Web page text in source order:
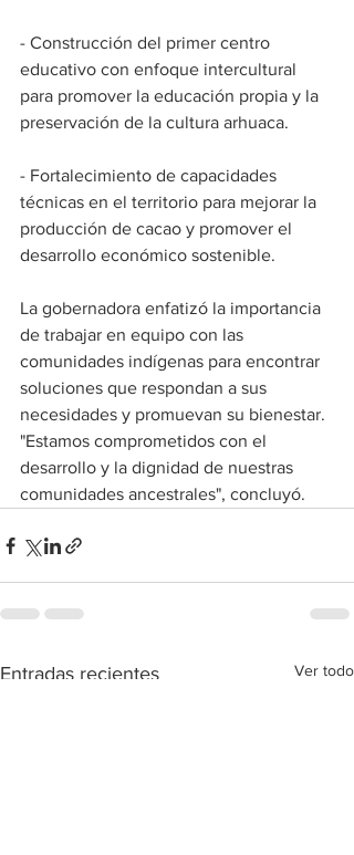
- Construcción del primer centro
educativo con enfoque intercultural
para promover la educación propia y la
preservación de la cultura arhuaca.
- Fortalecimiento de capacidades
técnicas en el territorio para mejorar la
producción de cacao y promover el
desarrollo económico sostenible.
La gobernadora enfatizó la importancia
de trabajar en equipo con las
comunidades indígenas para encontrar
soluciones que respondan a sus
necesidades y promuevan su bienestar.
"Estamos comprometidos con el
desarrollo y la dignidad de nuestras
comunidades ancestrales", concluyó.
Entradas recientes Ver todo